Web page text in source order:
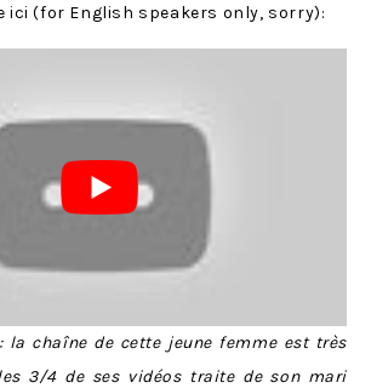
ici (for English speakers only, sorry):
la chaîne de cette jeune femme est très
3/4 de ses vidéos traite de son mari